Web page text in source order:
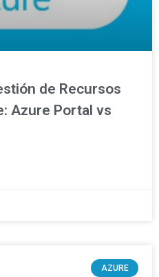
de Recursos
Azure Portal vs
AZURE